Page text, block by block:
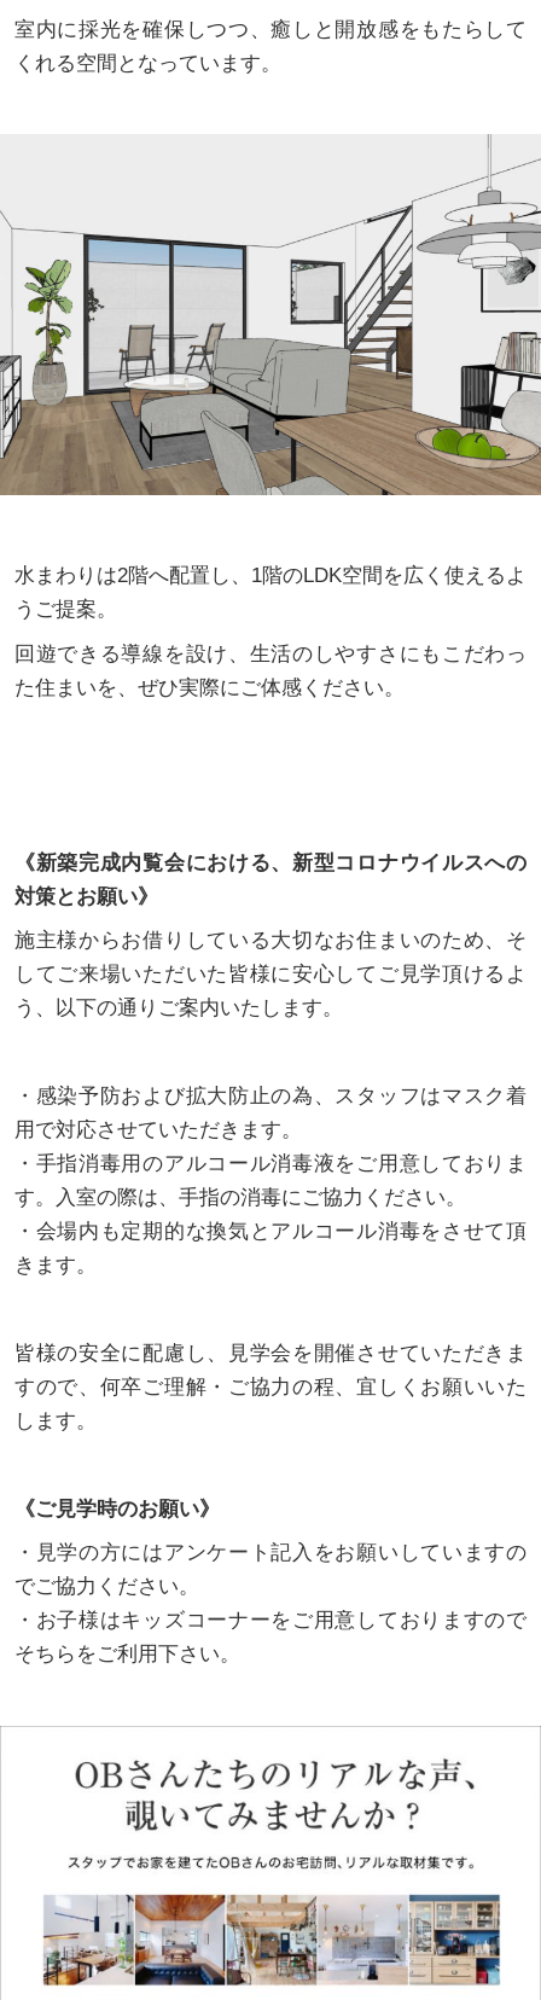
室内に採光を確保しつつ、癒しと開放感をもたらして
くれる空間となっています。
水まわりは2階へ配置し、1階のLDK空間を広く使えるよ
うご提案。
回遊できる導線を設け、生活のしやすさにもこだわっ
た住まいを、ぜひ実際にご体感ください。
《新築完成内覧会における、新型コロナウイルスへの
対策とお願い》
施主様からお借りしている大切なお住まいのため、そ
してご来場いただいた皆様に安心してご見学頂けるよ
う、以下の通りご案内いたします。
・感染予防および拡大防止の為、スタッフはマスク着
用で対応させていただきます。
・手指消毒用のアルコール消毒液をご用意しておりま
す。入室の際は、手指の消毒にご協力ください。
・会場内も定期的な換気とアルコール消毒をさせて頂
きます。
皆様の安全に配慮し、見学会を開催させていただきま
すので、何卒ご理解・ご協力の程、宜しくお願いいた
します。
《ご見学時のお願い》
・見学の方にはアンケート記入をお願いしていますの
でご協力ください。
・お子様はキッズコーナーをご用意しておりますので
そちらをご利用下さい。